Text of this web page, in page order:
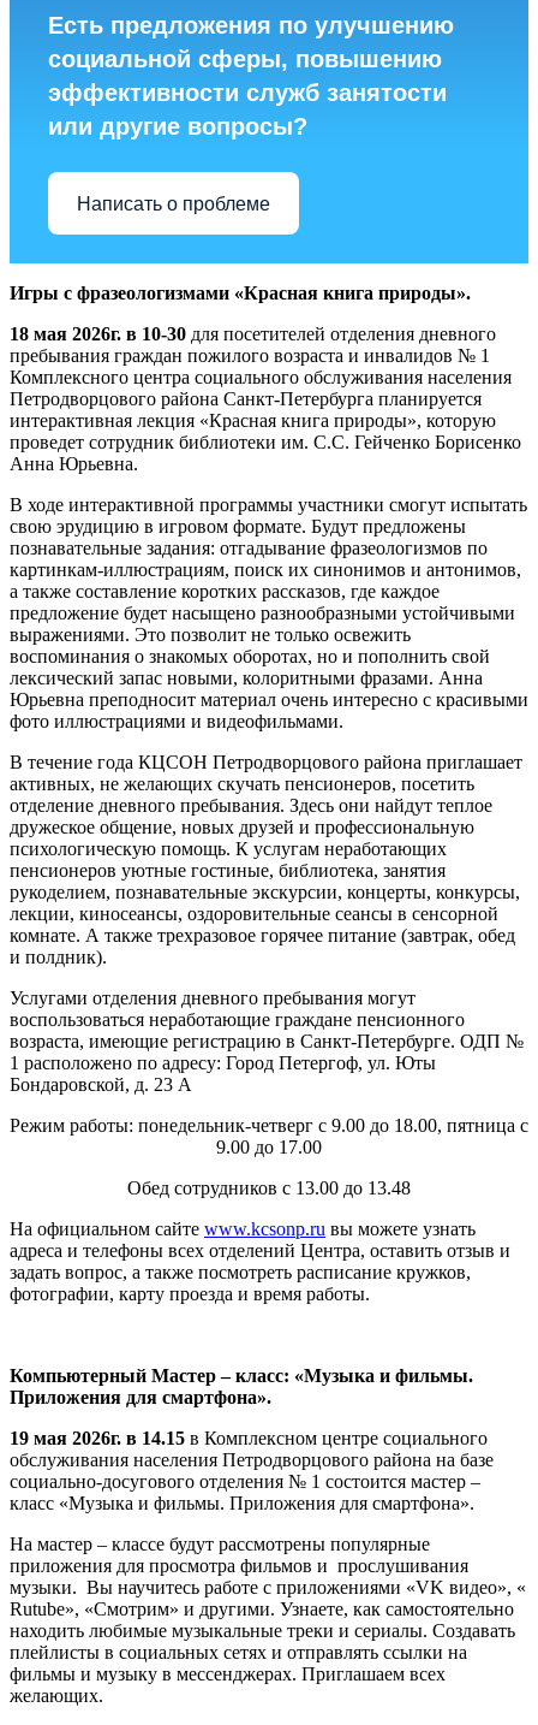
Есть предложения по улучшению
социальной сферы, повышению
эффективности служб занятости
или другие вопросы?
Написать о проблеме
Игры с фразеологизмами «Красная книга природы».
18 мая 2026г. в 10-30 для посетителей отделения дневного
пребывания граждан пожилого возраста и инвалидов № 1
Комплексного центра социального обслуживания населения
Петродворцового района Санкт-Петербурга планируется
интерактивная лекция «Красная книга природы», которую
проведет сотрудник библиотеки им. С.С. Гейченко Борисенко
Анна Юрьевна.
В ходе интерактивной программы участники смогут испытать
свою эрудицию в игровом формате. Будут предложены
познавательные задания: отгадывание фразеологизмов по
картинкам-иллюстрациям, поиск их синонимов и антонимов,
а также составление коротких рассказов, где каждое
предложение будет насыщено разнообразными устойчивыми
выражениями. Это позволит не только освежить
воспоминания о знакомых оборотах, но и пополнить свой
лексический запас новыми, колоритными фразами. Анна
Юрьевна преподносит материал очень интересно с красивыми
фото иллюстрациями и видеофильмами.
В течение года КЦСОН Петродворцового района приглашает
активных, не желающих скучать пенсионеров, посетить
отделение дневного пребывания. Здесь они найдут теплое
дружеское общение, новых друзей и профессиональную
психологическую помощь. К услугам неработающих
пенсионеров уютные гостиные, библиотека, занятия
рукоделием, познавательные экскурсии, концерты, конкурсы,
лекции, киносеансы, оздоровительные сеансы в сенсорной
комнате. А также трехразовое горячее питание (завтрак, обед
и полдник).
Услугами отделения дневного пребывания могут
воспользоваться неработающие граждане пенсионного
возраста, имеющие регистрацию в Санкт-Петербурге. ОДП №
1 расположено по адресу: Город Петергоф, ул. Юты
Бондаровской, д. 23 А
Режим работы: понедельник-четверг с 9.00 до 18.00, пятница с
9.00 до 17.00
Обед сотрудников с 13.00 до 13.48
На официальном сайте www.kcsonp.ru вы можете узнать
адреса и телефоны всех отделений Центра, оставить отзыв и
задать вопрос, а также посмотреть расписание кружков,
фотографии, карту проезда и время работы.
Компьютерный Мастер – класс: «Музыка и фильмы.
Приложения для смартфона».
19 мая 2026г. в 14.15 в Комплексном центре социального
обслуживания населения Петродворцового района на базе
социально-досугового отделения № 1 состоится мастер –
класс «Музыка и фильмы. Приложения для смартфона».
На мастер – классе будут рассмотрены популярные
приложения для просмотра фильмов и прослушивания
музыки. Вы научитесь работе с приложениями «VK видео», «
Rutube», «Смотрим» и другими. Узнаете, как самостоятельно
находить любимые музыкальные треки и сериалы. Создавать
плейлисты в социальных сетях и отправлять ссылки на
фильмы и музыку в мессенджерах. Приглашаем всех
желающих.